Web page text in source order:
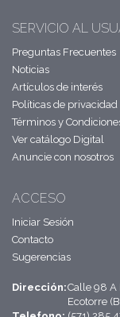
SERVICIO AL
Preguntas Frecuentes
Noticias
Artículos de interés
Políticas de privacidad
Términos y
Ver catálogo Digital
Anuncie con nosotros
ACCESO
Iniciar Sesión
Contacto
Sugerencias
Dirección:Calle 98 A
Ecotorre